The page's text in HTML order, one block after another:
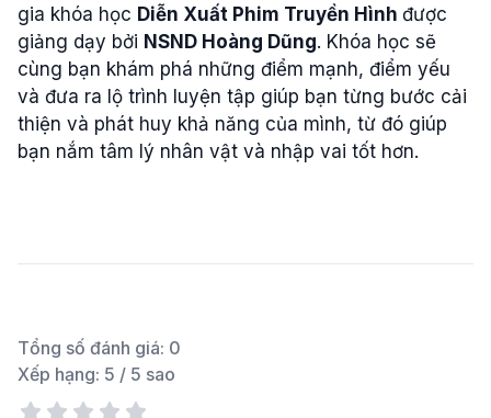
gia khóa học Diễn Xuất Phim Truyền Hình được
giảng dạy bởi NSND Hoàng Dũng. Khóa học sẽ
cùng bạn khám phá những điểm mạnh, điểm yếu
và đưa ra lộ trình luyện tập giúp bạn từng bước cải
thiện và phát huy khả năng của mình, từ đó giúp
bạn nắm tâm lý nhân vật và nhập vai tốt hơn.
Tổng số đánh giá: 0
Xếp hạng: 5 / 5 sao